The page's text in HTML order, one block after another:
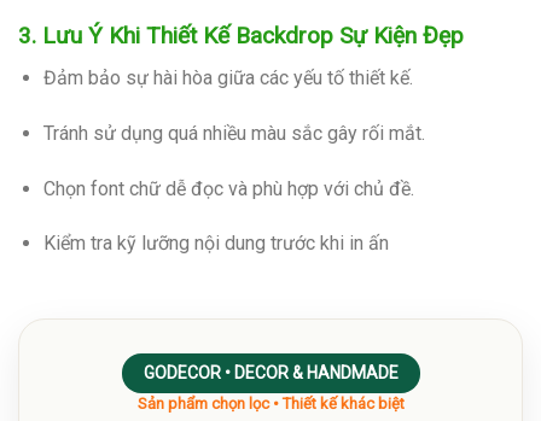
3. Lưu Ý Khi Thiết Kế Backdrop Sự Kiện Đẹp
Đảm bảo sự hài hòa giữa các yếu tố thiết kế.
Tránh sử dụng quá nhiều màu sắc gây rối mắt.
Chọn font chữ dễ đọc và phù hợp với chủ đề.
Kiểm tra kỹ lưỡng nội dung trước khi in ấn
GODECOR • DECOR & HANDMADE
Sản phẩm chọn lọc • Thiết kế khác biệt